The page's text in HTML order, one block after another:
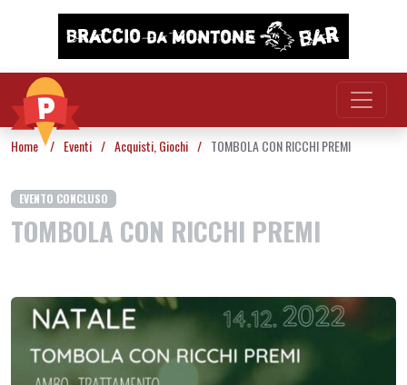
Vai al contenuto
Home / Eventi / Acquisti Giochi / TOMBOLA CON RICCHI PREMI
EVENTO CONCLUSO
TOMBOLA CON RICCHI PREMI